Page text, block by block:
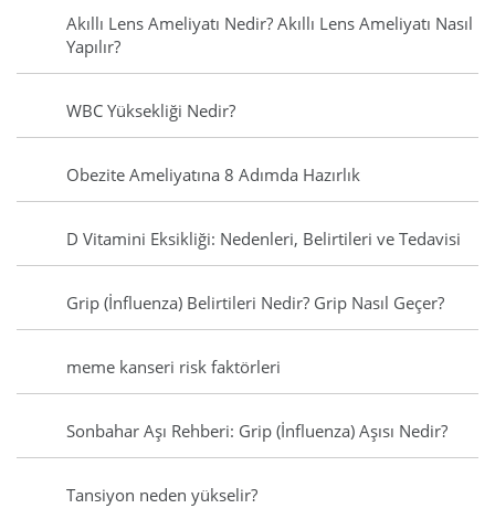
Akıllı Lens Ameliyatı Nedir? Akıllı Lens Ameliyatı Nasıl
Yapılır?
WBC Yüksekliği Nedir?
Obezite Ameliyatına 8 Adımda Hazırlık
D Vitamini Eksikliği: Nedenleri, Belirtileri ve Tedavisi
Grip (İnfluenza) Belirtileri Nedir? Grip Nasıl Geçer?
meme kanseri risk faktörleri
Sonbahar Aşı Rehberi: Grip (İnfluenza) Aşısı Nedir?
Tansiyon neden yükselir?